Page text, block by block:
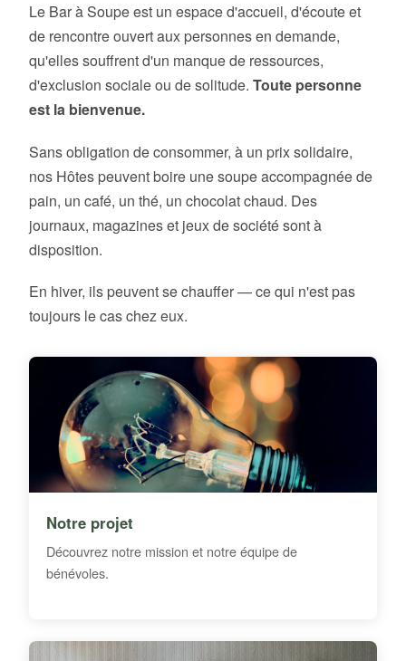
Le Bar à Soupe est un espace d'accueil, d'écoute et
de rencontre ouvert aux personnes en demande,
qu'elles souffrent d'un manque de ressources,
d'exclusion sociale ou de solitude. Toute personne
est la bienvenue.
Sans obligation de consommer, à un prix solidaire,
nos Hôtes peuvent boire une soupe accompagnée de
pain, un café, un thé, un chocolat chaud. Des
journaux, magazines et jeux de société sont à
disposition.
En hiver, ils peuvent se chauffer — ce qui n'est pas
toujours le cas chez eux.
Notre projet
Découvrez notre mission et notre équipe de
bénévoles.